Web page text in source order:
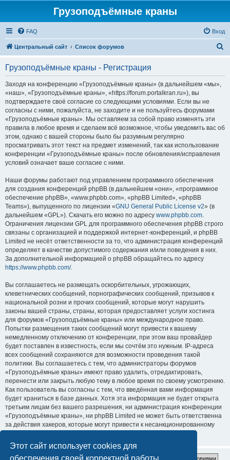
Этот сайт использует cookies для
обеспечения своей корректной работы.
Грузоподъёмные краны
FAQ Вход
Центральный сайт Список форумов
Грузоподъёмные краны - Регистрация
Заходя на конференцию «Грузоподъёмные краны» (в дальнейшем «мы»,
«наш», «Грузоподъёмные краны», «https://forum.portalkran.ru»), вы
подтверждаете своё согласие со следующими условиями. Если вы не
согласны с ними, пожалуйста, не заходите и не пользуйтесь форумами
«Грузоподъёмные краны». Мы оставляем за собой право изменять эти
правила в любое время и сделаем всё возможное, чтобы уведомить вас об
этом, однако с вашей стороны было бы разумным регулярно
просматривать этот текст на предмет изменений, так как использование
конференции «Грузоподъёмные краны» после обновления/исправления
условий означает ваше согласие с ними.
Наши форумы работают под управлением программного обеспечения
для создания конференций phpBB (в дальнейшем «они», «программное
обеспечение phpBB», «www.phpbb.com», «phpBB Limited», «phpBB
Teams»), выпущенного по лицензии «GNU General Public License v2» (в
дальнейшем «GPL»). Скачать его можно по адресу www.phpbb.com.
Ограничения лицензии GPL для программного обеспечения phpBB строго
связаны с организацией и поддержкой интернет-конференций, и phpBB
Limited не несёт ответственности за то, что администрация конференций
определяет в качестве допустимого содержания и/или поведения в них.
За дополнительной информацией о phpBB обращайтесь по адресу
https://www.phpbb.com/.
Вы соглашаетесь не размещать оскорбительных, угрожающих,
клеветнических сообщений, порнографических сообщений, призывов к
национальной розни и прочих сообщений, которые могут нарушить
законы вашей страны, страны, которая предоставляет услуги хостинга
для форумов «Грузоподъёмные краны» или международное право.
Попытки размещения таких сообщений могут привести к вашему
немедленному отключению от конференции, при этом ваш провайдер
будет поставлен в известность, если мы сочтём это нужным. IP-адреса
всех сообщений сохраняются для возможности проведения такой
политики. Вы соглашаетесь с тем, что администраторы форумов
«Грузоподъёмные краны» имеют право удалить, отредактировать,
перенести или закрыть любую тему в любое время по своему усмотрению.
Как пользователь вы согласны с тем, что введённая вами информация
будет храниться в базе данных. Хотя эта информация не будет открыта
третьим лицам без вашего разрешения, ни администрация конференции
«Грузоподъёмные краны», ни phpBB Limited не может быть ответственна
за действия хакеров, которые могут привести к несанкционированному